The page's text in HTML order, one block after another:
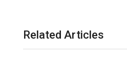
Related Articles